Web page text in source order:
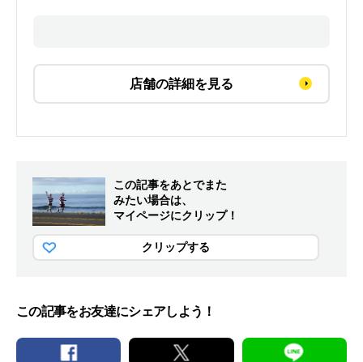
店舗の詳細を見る
この記事をあとでまた
みたい場合は、
マイページにクリップ！
クリップする
この記事をお友達にシェアしよう！